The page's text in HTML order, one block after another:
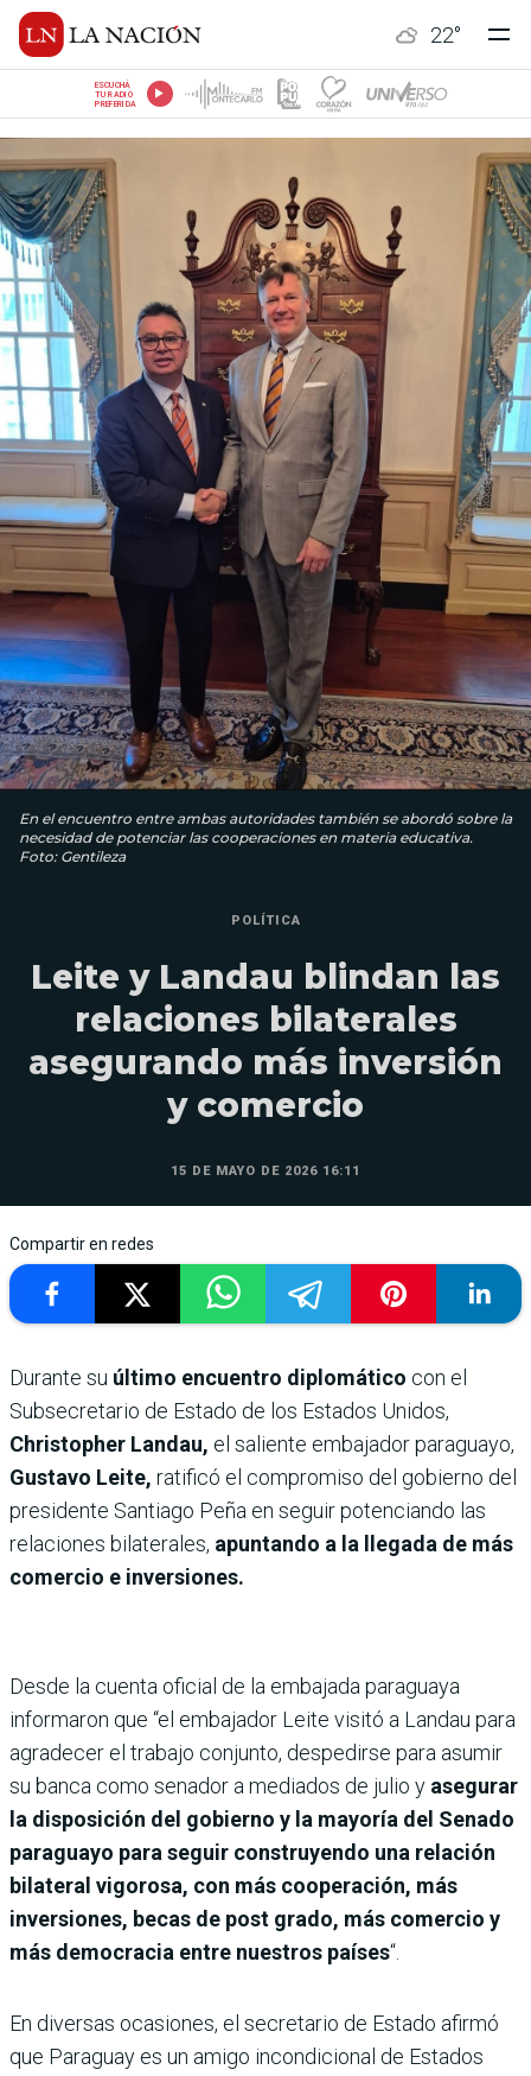
22°
ESCUCHÁ
TU RADIO
PREFERIDA
En el encuentro entre ambas autoridades también se abordó sobre la
necesidad de potenciar las cooperaciones en materia educativa.
Foto: Gentileza
POLÍTICA
Leite y Landau blindan las
relaciones bilaterales
asegurando más inversión
y comercio
15 DE MAYO DE 2026 16:11
Compartir en redes
Durante su último encuentro diplomático con el
Subsecretario de Estado de los Estados Unidos,
Christopher Landau, el saliente embajador paraguayo,
Gustavo Leite, ratificó el compromiso del gobierno del
presidente Santiago Peña en seguir potenciando las
relaciones bilaterales, apuntando a la llegada de más
comercio e inversiones.
Desde la cuenta oficial de la embajada paraguaya
informaron que “el embajador Leite visitó a Landau para
agradecer el trabajo conjunto, despedirse para asumir
su banca como senador a mediados de julio y asegurar
la disposición del gobierno y la mayoría del Senado
paraguayo para seguir construyendo una relación
bilateral vigorosa, con más cooperación, más
inversiones, becas de post grado, más comercio y
más democracia entre nuestros países“.
En diversas ocasiones, el secretario de Estado afirmó
que Paraguay es un amigo incondicional de Estados